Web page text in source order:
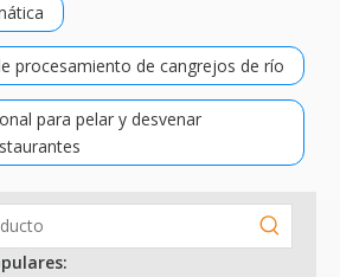
procesamiento de cangrejos de río
para pelar y desvenar